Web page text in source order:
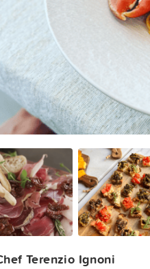
Terenzio Ignoni